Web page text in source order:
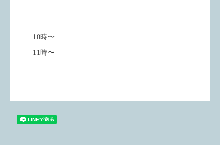
10時〜
11時〜